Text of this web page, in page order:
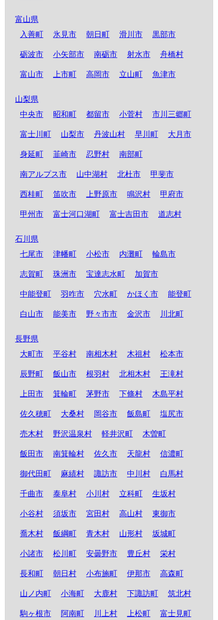
富山県
入善町
氷見市 朝日町 滑川市 黒部市
砺波市 小矢部市 南砺市 射水市 舟橋村
富山市 上市町 高岡市 立山町 魚津市
山梨県
中央市
昭和町 都留市 小菅村 市川三郷町
富士川町 山梨市 丹波山村 早川町 大月市
身延町 韮崎市 忍野村 南部町
南アルプス市 山中湖村 北杜市 甲斐市
西桂町 笛吹市 上野原市 鳴沢村 甲府市
甲州市 富士河口湖町 富士吉田市 道志村
石川県
七尾市
津幡町 小松市 内灘町 輪島市
志賀町 珠洲市 宝達志水町 加賀市
中能登町 羽咋市 穴水町 かほく市 能登町
白山市 能美市 野々市市 金沢市 川北町
長野県
大町市
平谷村 南相木村 木祖村 松本市
辰野町 飯山市 根羽村 北相木村 王滝村
上田市 箕輪町 茅野市 下條村 木島平村
佐久穂町 大桑村 岡谷市 飯島町 塩尻市
売木村 野沢温泉村 軽井沢町 木曽町
飯田市 南箕輪村 佐久市 天龍村 信濃町
御代田町 麻績村 諏訪市 中川村 白馬村
千曲市 泰阜村 小川村 立科町 生坂村
小谷村 須坂市 宮田村 高山村 東御市
喬木村 飯綱町 青木村 山形村 坂城町
小諸市 松川町 安曇野市 豊丘村 栄村
長和町 朝日村 小布施町 伊那市 高森町
山ノ内町 小海町 大鹿村 下諏訪町 筑北村
駒ヶ根市 阿南町 川上村 上松町 富士見町